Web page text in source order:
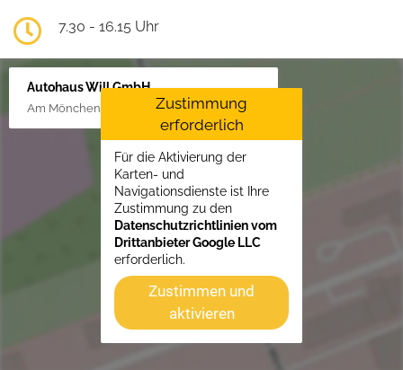
7.30 - 16.15 Uhr
Autohaus Will GmbH
Am Mönchenfelde 18, 38889 Blankenburg
Zustimmung
erforderlich
Für die Aktivierung der
Karten- und
Navigationsdienste ist Ihre
Zustimmung zu den
Datenschutzrichtlinien vom
Drittanbieter Google LLC
erforderlich.
Zustimmen und
aktivieren